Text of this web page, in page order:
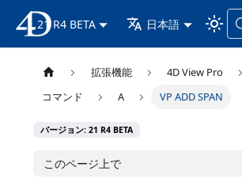
4D ドキュメンテーション
21 R4 BETA 日本語
拡張機能
4D View Pro
コマンド
A VP ADD SPAN
バージョン: 21 R4 BETA
このページ上で